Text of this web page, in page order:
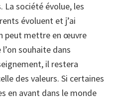
La société évolue, les
évoluent et j’ai
peut mettre en œuvre
souhaite dans
il restera
des valeurs. Si certaines
en avant dans le monde